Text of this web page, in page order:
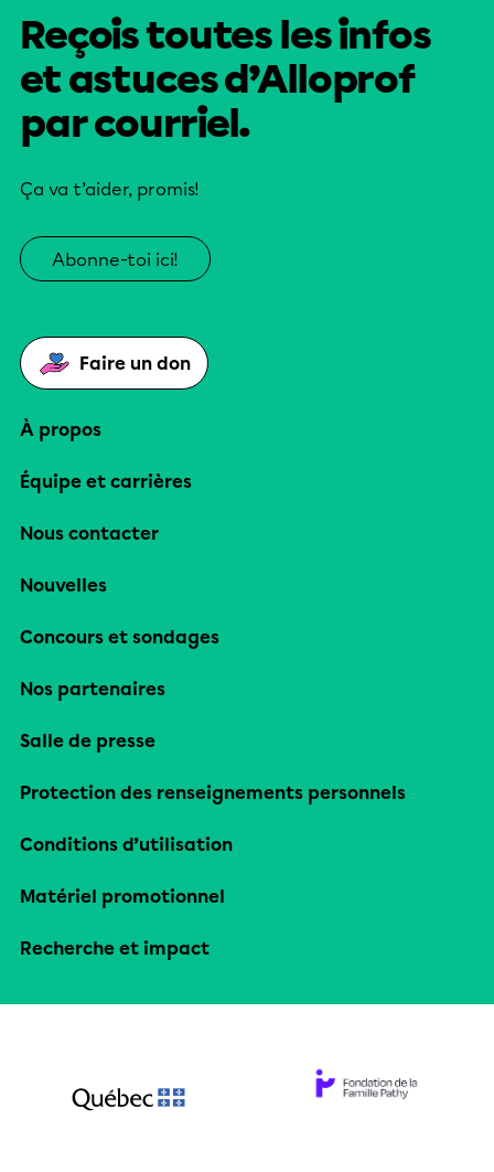
Reçois toutes les infos
et astuces d’Alloprof
par courriel.
Ça va t’aider, promis!
Abonne-toi ici!
Faire un don
À propos
Équipe et carrières
Nous contacter
Nouvelles
Concours et sondages
Nos partenaires
Salle de presse
Protection des renseignements personnels
Conditions d’utilisation
Matériel promotionnel
Recherche et impact